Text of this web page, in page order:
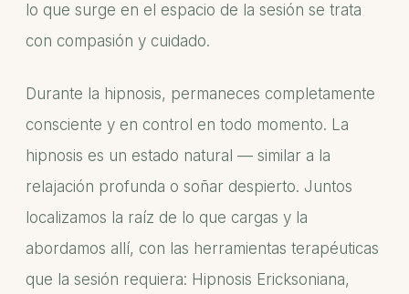
lo que surge en el espacio de la sesión se trata
con compasión y cuidado.
Durante la hipnosis, permaneces completamente
consciente y en control en todo momento. La
hipnosis es un estado natural — similar a la
relajación profunda o soñar despierto. Juntos
localizamos la raíz de lo que cargas y la
abordamos allí, con las herramientas terapéuticas
que la sesión requiera: Hipnosis Ericksoniana,